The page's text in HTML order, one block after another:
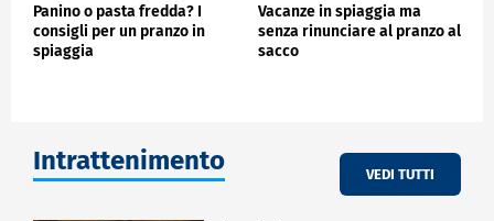
Panino o pasta fredda? I
consigli per un pranzo in
spiaggia
Vacanze in spiaggia ma
senza rinunciare al pranzo al
sacco
Intrattenimento VEDI TUTTI